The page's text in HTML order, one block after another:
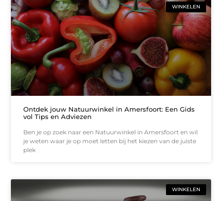
WINKELEN
Ontdek jouw Natuurwinkel in Amersfoort: Een Gids
vol Tips en Adviezen
Ben je op zoek naar een Natuurwinkel in Amersfoort en wil
je weten waar je op moet letten bij het kiezen van de juiste
plek
WINKELEN